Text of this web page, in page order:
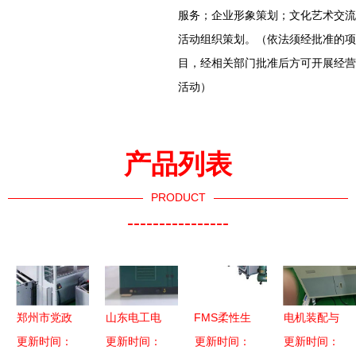
服务；企业形象策划；文化艺术交流
活动组织策划。（依法须经批准的项
目，经相关部门批准后方可开展经营
活动）
产品列表
PRODUCT
----------------
郑州市党政
考察团莅临
更新时间：
山东电工电
气2021年
更新时间：
FMS柔性生
产制造实训
更新时间：
电机装配与
运行检测实
更新时间：